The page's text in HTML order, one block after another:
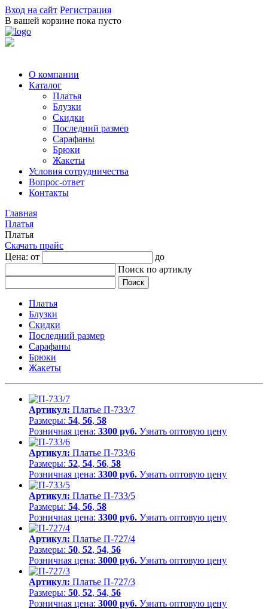
Вход на сайт Регистрация
В вашей корзине пока пусто
О компании
Каталог
Платья
Блузки
Скидки
Последний размер
Сарафаны
Брюки
Жакеты
Условия сотрудничества
Вопрос-ответ
Контакты
Главная
Платья
Платья
Скачать прайс
Цена: от
до
Поиск по артиклу
Платья
Блузки
Скидки
Последний размер
Сарафаны
Брюки
Жакеты
Артикул: Платье П-733/7
Размеры: 54, 56, 58
Розничная цена: 3300 руб. Узнать оптовую цену
Артикул: Платье П-733/6
Размеры: 52, 54, 56, 58
Розничная цена: 3300 руб. Узнать оптовую цену
Артикул: Платье П-733/5
Размеры: 54, 56, 58
Розничная цена: 3300 руб. Узнать оптовую цену
Артикул: Платье П-727/4
Размеры: 50, 52, 54, 56
Розничная цена: 3000 руб. Узнать оптовую цену
Артикул: Платье П-727/3
Размеры: 50, 52, 54, 56
Розничная цена: 3000 руб. Узнать оптовую цену